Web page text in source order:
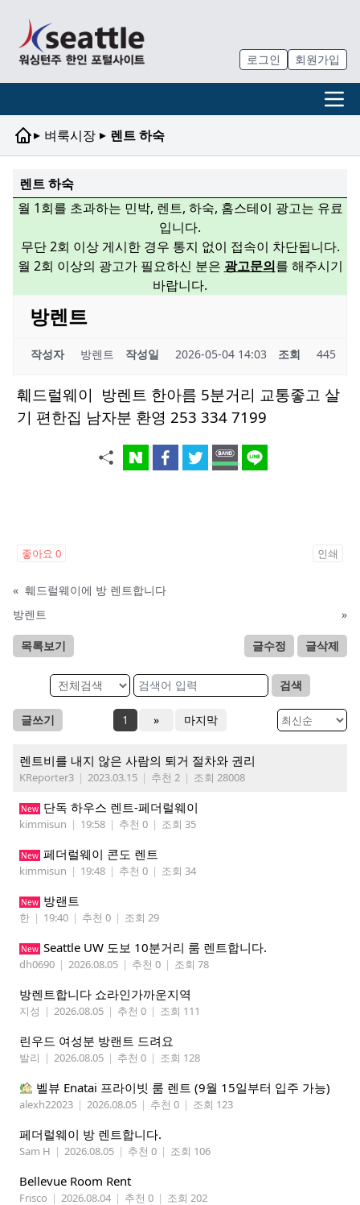
로그인 회원가입
▸ 벼룩시장 ▸ 렌트 하숙
렌트 하숙
월 1회를 초과하는 민박, 렌트, 하숙, 홈스테이 광고는 유료
입니다.
무단 2회 이상 게시한 경우 통지 없이 접속이 차단됩니다.
월 2회 이상의 광고가 필요하신 분은 광고문의를 해주시기
바랍니다.
방렌트
작성자 방렌트 작성일 2026-05-04 14:03 조회 445
훼드럴웨이 방렌트 한아름 5분거리 교통좋고 살
기 편한집 남자분 환영 253 334 7199
좋아요 0 인쇄
« 훼드럴웨이에 방 렌트합니다
방렌트
»
목록보기 글수정 글삭제
검색
글쓰기 1 » 마지막
렌트비를 내지 않은 사람의 퇴거 절차와 권리
KReporter3 | 2023.03.15 | 추천 2 | 조회 28008
New 단독 하우스 렌트-페더럴웨이
kimmisun | 19:58 | 추천 0 | 조회 35
New 페더럴웨이 콘도 렌트
kimmisun | 19:48 | 추천 0 | 조회 34
New 방랜트
한 | 19:40 | 추천 0 | 조회 29
New Seattle UW 도보 10분거리 룸 렌트합니다.
dh0690 | 2026.08.05 | 추천 0 | 조회 78
방렌트합니다 쇼라인가까운지역
지성 | 2026.08.05 | 추천 0 | 조회 111
린우드 여성분 방랜트 드려요
발리 | 2026.08.05 | 추천 0 | 조회 128
벨뷰 Enatai 프라이빗 룸 렌트 (9월 15일부터 입주 가능)
alexh22023 | 2026.08.05 | 추천 0 | 조회 123
페더럴웨이 방 렌트합니다.
Sam H | 2026.08.05 | 추천 0 | 조회 106
Bellevue Room Rent
Frisco | 2026.08.04 | 추천 0 | 조회 202